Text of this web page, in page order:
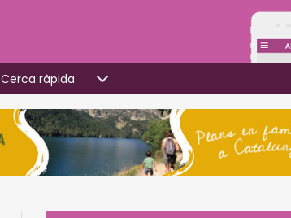
Cerca ràpida